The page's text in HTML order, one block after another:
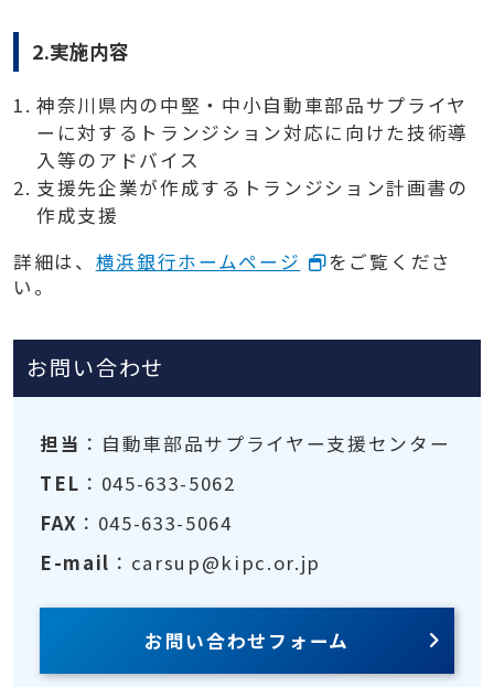
2.実施内容
神奈川県内の中堅・中小自動車部品サプライヤ
ーに対するトランジション対応に向けた技術導
入等のアドバイス
支援先企業が作成するトランジション計画書の
作成支援
詳細は、 横浜銀行ホームページ
をご覧くださ
い。
お問い合わせ
担当 ：自動車部品サプライヤー支援センター
TEL ：045-633-5062
FAX ：045-633-5064
E-mail ：carsup@kipc.or.jp
お問い合わせフォーム